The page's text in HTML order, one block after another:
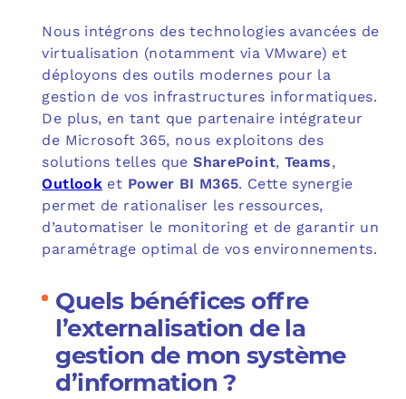
Nous intégrons des technologies avancées de
virtualisation (notamment via VMware) et
déployons des outils modernes pour la
gestion de vos infrastructures informatiques.
De plus, en tant que partenaire intégrateur
de Microsoft 365, nous exploitons des
solutions telles queSharePoint, Teams,
Outlook et Power BI M365. Cette synergie
permet de rationaliser les ressources,
d’automatiser le monitoring et de garantir un
paramétrage optimal de vos environnements.
Quels bénéfices offre
l’externalisation de la
gestion de mon système
d’information ?